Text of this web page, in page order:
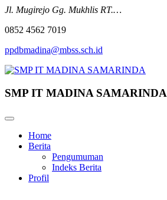
Jl. Mugirejo Gg. Mukhlis RT.…
0852 4562 7019
ppdbmadina@mbss.sch.id
SMP IT MADINA SAMARINDA
Home
Berita
Pengumuman
Indeks Berita
Profil